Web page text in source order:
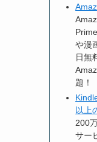
や漫
日無
題！
以上
200
サー